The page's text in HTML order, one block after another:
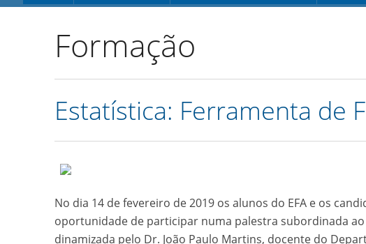
Formação
Estatística: Ferramenta de
No dia 14 de fevereiro de 2019 os alunos do EFA e os
oportunidade de participar numa palestra subordinada ao
dinamizada pelo Dr. João Paulo Martins, docente do